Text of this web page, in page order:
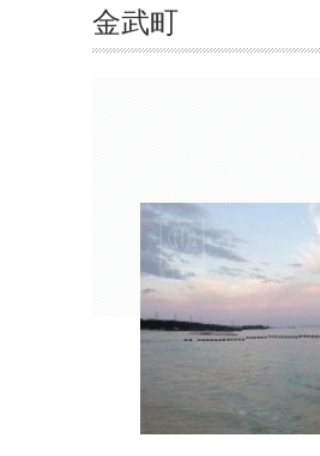
金武町